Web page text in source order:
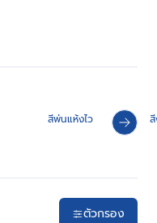
สีพ่นแห้งไว
NEXT
ตัวกรอง